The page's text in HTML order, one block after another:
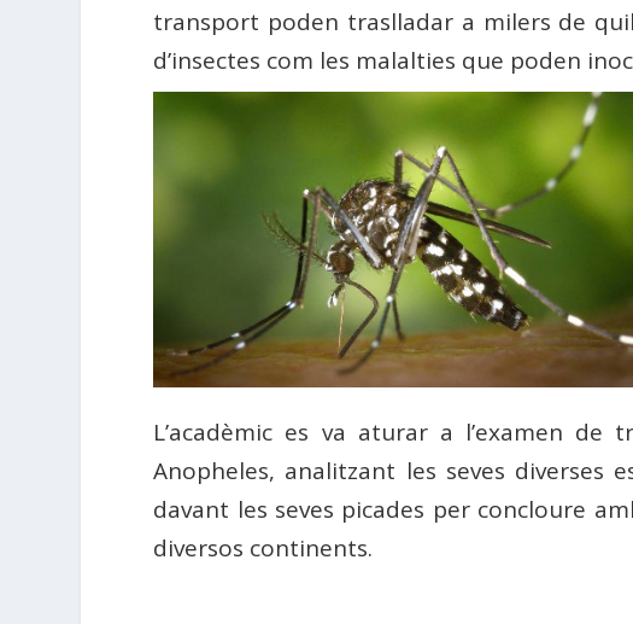
transport poden traslladar a milers de
d’insectes com les malalties que poden
L’acadèmic es va aturar a l’examen de
Anopheles, analitzant les seves diverses
davant les seves picades per concloure
diversos continents.